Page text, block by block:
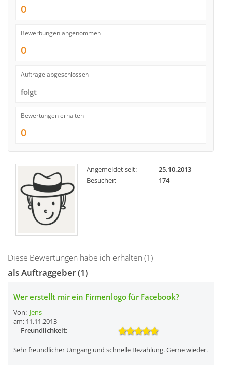
0
Bewerbungen angenommen
0
Aufträge abgeschlossen
folgt
Bewertungen erhalten
0
Angemeldet seit:
25.10.2013
Besucher:
174
Diese Bewertungen habe ich erhalten (1)
als Auftraggeber (1)
Wer erstellt mir ein Firmenlogo für Facebook?
Von: Jens
am: 11.11.2013
Freundlichkeit:
Sehr freundlicher Umgang und schnelle Bezahlung. Gerne wieder.